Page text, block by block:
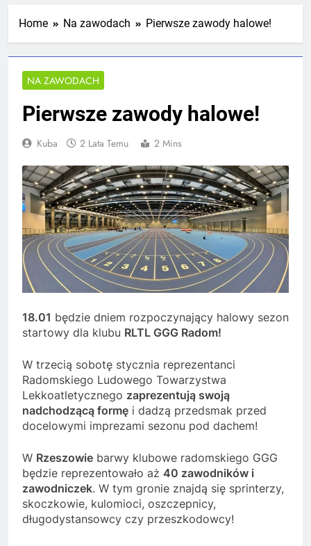
2 Tygodnie Temu
RLTL GGG Radom na podium klasyfikacji
medalowej mistrzostw Polski U23 w
Home Na zawodach Pierwsze zawody halowe!
NA ZAWODACH
Pierwsze zawody halowe!
Kuba 2 Lata Temu 2 Mins
18.01 będzie dniem rozpoczynający halowy sezon
startowy dla klubu RLTL GGG Radom!
W trzecią sobotę stycznia reprezentanci
Radomskiego Ludowego Towarzystwa
Lekkoatletycznego zaprezentują swoją
nadchodzącą formę i dadzą przedsmak przed
docelowymi imprezami sezonu pod dachem!
W Rzeszowie barwy klubowe radomskiego GGG
będzie reprezentowało aż 40 zawodników i
zawodniczek. W tym gronie znajdą się sprinterzy,
skoczkowie, kulomioci, oszczepnicy,
długodystansowcy czy przeszkodowcy!